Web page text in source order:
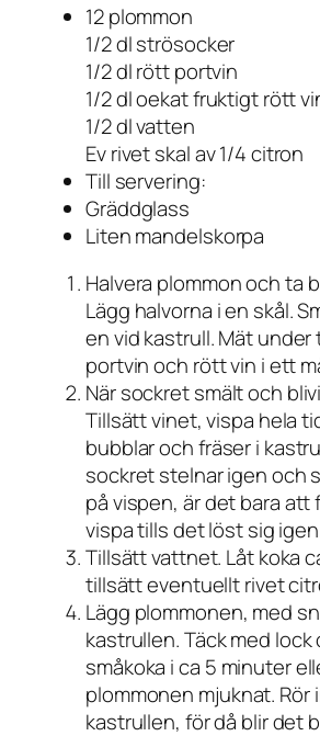
12 plommon
1/2 dl strösocker
1/2 dl rött portvin
1/2 dl oekat fruktigt rött
1/2 dl vatten
Ev rivet skal av 1/4 citron
Till servering:
Gräddglass
Liten mandelskorpa
Halvera plommon och ta
Lägg halvorna i en skål.
en vid kastrull. Mät under
portvin och rött vin i ett
När sockret smält och
Tillsätt vinet, vispa hela
bubblar och fräser i
sockret stelnar igen och
på vispen, är det bara
vispa tills det löst sig
Tillsätt vattnet. Låt koka
tillsätt eventuellt rivet
Lägg plommonen, med
kastrullen. Täck med lock
småkoka i ca 5 minuter
plommonen mjuknat. Rör
kastrullen, för då blir det